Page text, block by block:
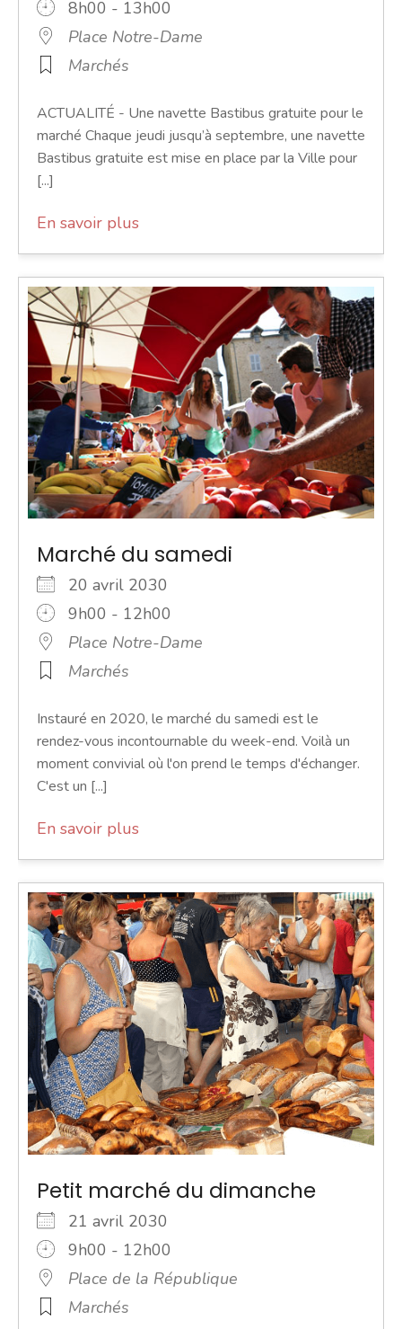
8h00 - 13h00
Place Notre-Dame
Marchés
ACTUALITÉ - Une navette Bastibus gratuite pour le
marché Chaque jeudi jusqu’à septembre, une navette
Bastibus gratuite est mise en place par la Ville pour
[...]
En savoir plus
Marché du samedi
20 avril 2030
9h00 - 12h00
Place Notre-Dame
Marchés
Instauré en 2020, le marché du samedi est le
rendez-vous incontournable du week-end. Voilà un
moment convivial où l'on prend le temps d'échanger.
C'est un [...]
En savoir plus
Petit marché du dimanche
21 avril 2030
9h00 - 12h00
Place de la République
Marchés